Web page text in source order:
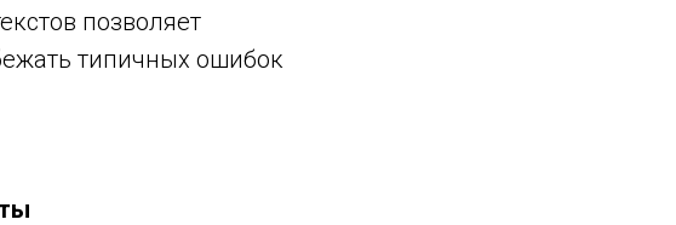
позволяет
типичных ошибок